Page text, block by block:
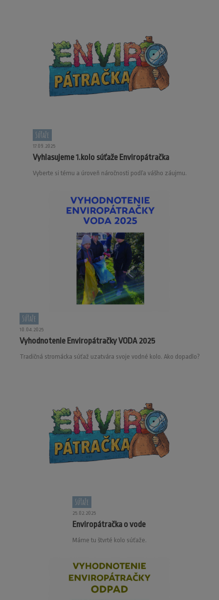
Súťaže
17.09.2025
Vyhlasujeme 1.kolo súťaže Enviropátračka
Vyberte si tému a úroveň náročnosti podľa vášho záujmu.
Súťaže
10.04.2025
Vyhodnotenie Enviropátračky VODA 2025
Tradičná stromácka súťaž uzatvára svoje vodné kolo. Ako dopadlo?
Súťaže
25.02.2025
Enviropátračka o vode
Máme tu štvrté kolo súťaže.